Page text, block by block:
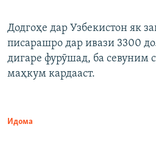
Додгоҳе дар Узбекистон як
писарашро дар ивази 3300
дигаре фурӯшад, ба севуним
маҳкум кардааст.
Идома